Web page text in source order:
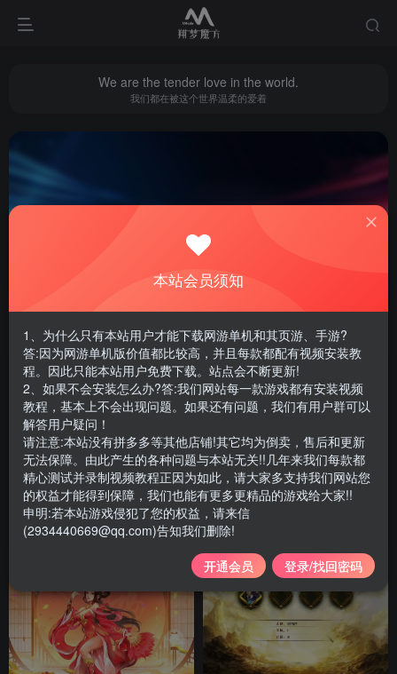
We are the tender love in the world.
我们都在被这个世界温柔的爱着
排序 更新 浏览 点赞 评论
248|逍遥问道1.76四妖化+转
生系统，突破179级插件端+安
装教程及玩法攻略
游戏类 网游单机
4个月前 638
247|原开服版【同源问道1.68
版】非常丰富耐玩，带玩法攻
略+内置GM控制台+视频教程
游戏类
本站会员须知
1、为什么只有本站用户才能下载网游单机和其页游、手游?
答:因为网游单机版价值都比较高，并且每款都配有视频安装教
程。因此只能本站用户免费下载。站点会不断更新!
2、如果不会安装怎么办?答:我们网站每一款游戏都有安装视频
教程，基本上不会出现问题。如果还有问题，我们有用户群可以
解答用户疑问！
请注意:本站没有拼多多等其他店铺!其它均为倒卖，售后和更新
无法保障。由此产生的各种问题与本站无关!!几年来我们每款都
精心测试并录制视频教程正因为如此，请大家多支持我们网站您
的权益才能得到保障，我们也能有更多更精品的游戏给大家!!
申明:若本站游戏侵犯了您的权益，请来信
(2934440669@qq.com)告知我们删除!
开通会员 登录/找回密码